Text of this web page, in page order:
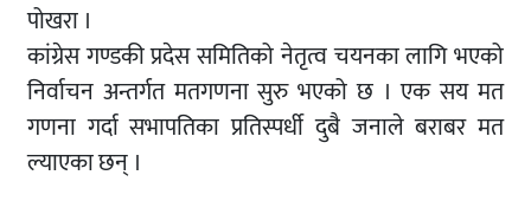
पोखरा ।
कांग्रेस गण्डकी प्रदेस समितिको नेतृत्व चयनका लागि भएको
निर्वाचन अन्तर्गत मतगणना सुरु भएको छ । एक सय मत
गणना गर्दा सभापतिका प्रतिस्पर्धी दुबै जनाले बराबर मत
ल्याएका छन् ।